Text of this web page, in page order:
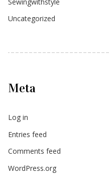
Uncategorized
Meta
Log in
Entries feed
Comments feed
WordPress.org